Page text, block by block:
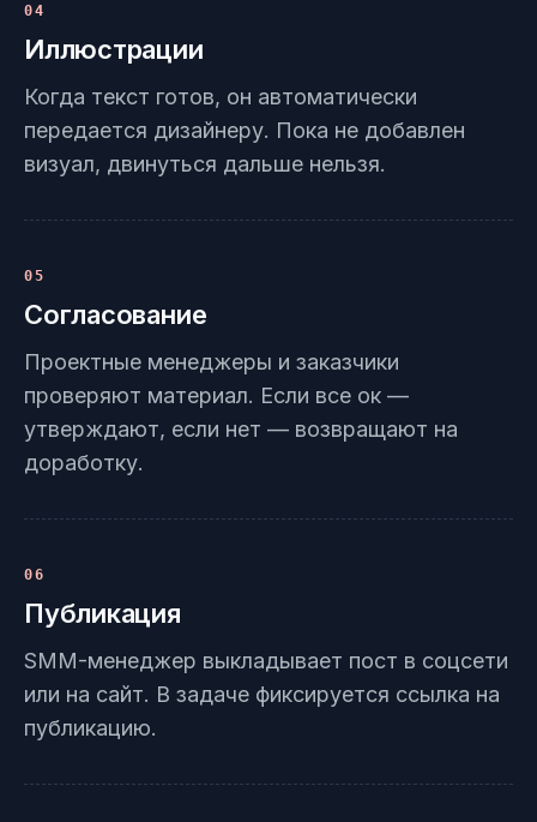
04
Иллюстрации
Когда текст готов, он автоматически
передается дизайнеру. Пока не добавлен
визуал, двинуться дальше нельзя.
05
Согласование
Проектные менеджеры и заказчики
проверяют материал. Если все ок —
утверждают, если нет — возвращают на
доработку.
06
Публикация
SMM-менеджер выкладывает пост в соцсети
или на сайт. В задаче фиксируется ссылка на
публикацию.